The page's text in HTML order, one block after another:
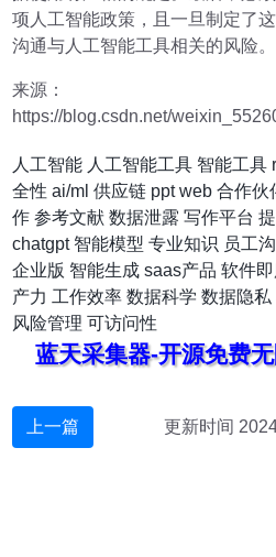
项人工智能政策，且一旦制定了
沟通与人工智能工具相关的风险。
来源：
https://blog.csdn.net/
人工智能 人工智能工具 智能工具
全性 ai/ml 供应链 ppt web 合作伙
作 参考文献 数据泄露 写作平台
chatgpt 智能模型 专业知识 员工
企业版 智能生成 saas产品 软件
产力 工作效率 数据科学 数据隐私
风险管理 可访问性
蓝天采集器-开源免费
上一篇 更新时间